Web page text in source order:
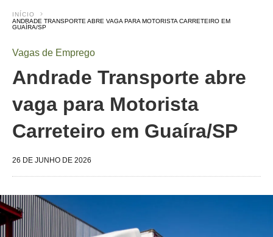
INÍCIO
ANDRADE TRANSPORTE ABRE VAGA PARA MOTORISTA CARRETEIRO EM
GUAÍRA/SP
Vagas de Emprego
Andrade Transporte abre
vaga para Motorista
Carreteiro em Guaíra/SP
26 DE JUNHO DE 2026